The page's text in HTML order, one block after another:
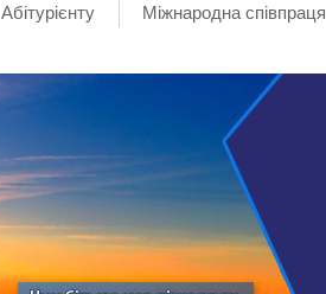
Абітурієнту
Міжнародна співпраця